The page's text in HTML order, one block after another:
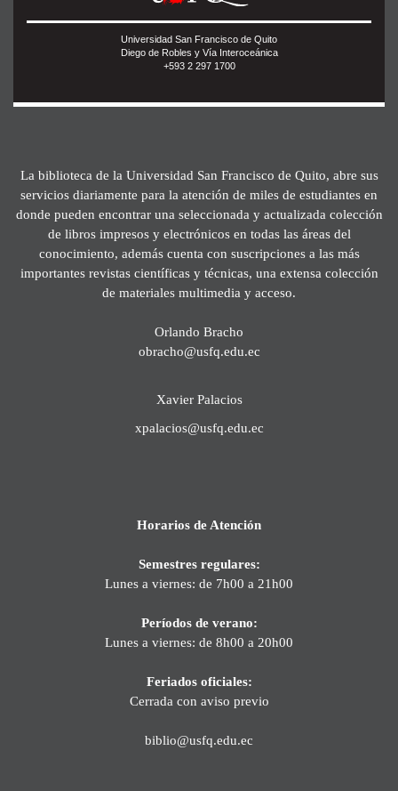
Universidad San Francisco de Quito
Diego de Robles y Vía Interoceánica
+593 2 297 1700
La biblioteca de la Universidad San Francisco de Quito, abre sus
servicios diariamente para la atención de miles de estudiantes en
donde pueden encontrar una seleccionada y actualizada colección
de libros impresos y electrónicos en todas las áreas del
conocimiento, además cuenta con suscripciones a las más
importantes revistas científicas y técnicas, una extensa colección
de materiales multimedia y acceso.
Orlando Bracho
obracho@usfq.edu.ec
Xavier Palacios
xpalacios@usfq.edu.ec
Horarios de Atención
Semestres regulares:
Lunes a viernes: de 7h00 a 21h00
Períodos de verano:
Lunes a viernes: de 8h00 a 20h00
Feriados oficiales:
Cerrada con aviso previo
biblio@usfq.edu.ec